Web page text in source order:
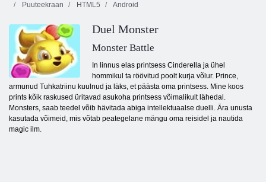
Puuteekraan
HTML5 Android
Duel Monster
Monster Battle
In linnus elas printsess Cinderella ja ühel
hommikul ta röövitud poolt kurja võlur. Prince,
armunud Tuhkatriinu kuulnud ja läks, et päästa oma printsess. Mine koos
prints kõik raskused üritavad asukoha printsess võimalikult lähedal.
Monsters, saab teedel võib hävitada abiga intellektuaalse duelli. Ära unusta
kasutada võimeid, mis võtab peategelane mängu oma reisidel ja nautida
magic ilm.